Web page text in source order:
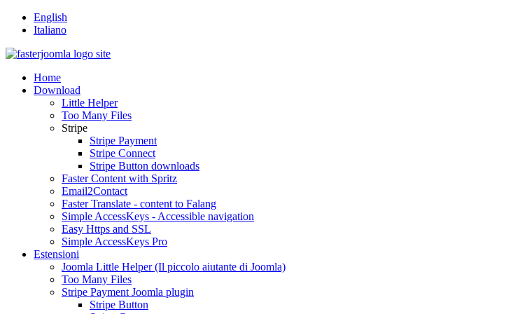
English
Italiano
Home
Download
Little Helper
Too Many Files
Stripe
Stripe Payment
Stripe Connect
Stripe Button downloads
Faster Content with Spritz
Email2Contact
Faster Translate - content to Falang
Simple AccessKeys - Accessible navigation
Easy Https and SSL
Simple AccessKeys Pro
Estensioni
Joomla Little Helper (Il piccolo aiutante di Joomla)
Too Many Files
Stripe Payment Joomla plugin
Stripe Button